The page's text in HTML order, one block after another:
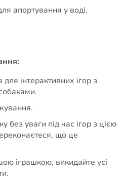
апортування у воді.
інтерактивних ігор з
без уваги під час ігор з цією
що це
іграшкою, викидайте усі